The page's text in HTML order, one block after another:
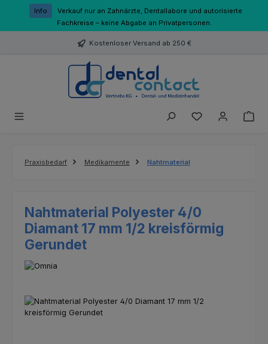
Zum Hauptinhalt springen
Info
Verkauf nur an Zahnärzte, Dentallabore und autorisierte
Fachkreise – keine Abgabe an Privatpersonen.
Kostenloser Versand ab 250 €
Du hast 0
Praxisbedarf Medikamente Nahtmaterial
Nahtmaterial Polyester 4/0
Diamant 17 mm 1/2 kreisförmig
Gerundet
Bildergalerie überspringen